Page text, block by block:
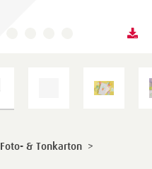
Foto- & Tonkarton >